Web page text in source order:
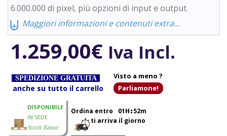
6.000.000 di pixel, più opzioni di input e output.
⨄ Maggiori informazioni e contenuti extra...
1.259,00€ Iva Incl.
SPEDIZIONE GRATUITA
anche su tutto il carrello
Visto a meno ?
Parliamone!
DISPONIBILE
IN SEDE
Stock Basso
Ordina entro 01H 52m
ti arriva il giorno